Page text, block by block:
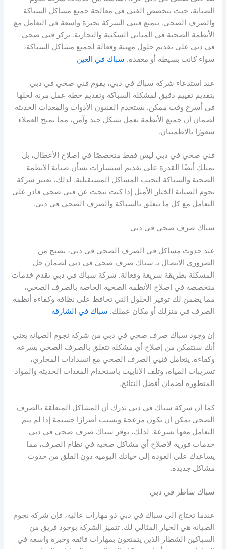
الصيانة، حيث يتخصص الفني في معالجة جميع مشاكل السباكة
والصرف الصحي. يتمتع فنيي الشركة بخبرة واسعة في التعامل مع
الأنظمة الصحية في المباني السكنية والتجارية. يركز فني صحي
في دبي على تقديم حلول مهنية وفعالة لجميع مشاكل السباكة،
سواء كانت بسيطة أو معقدة. سباك في العين
عند استدعاء شركة سباك في دبي، يقوم فني صحي في دبي
بتقديم تقييم دقيق لمشكلة السباكة وتقديم خطة عمل مرنة لحلها
في أسرع وقت ممكن. يستخدم الفنيون الأدوات والمعدات الحديثة
لضمان أن جميع الأنظمة تعمل بشكل جيد وآمن، مما يمنح العملاء
شعورًا بالاطمئنان.
فني صحي في دبي ليس فقط متخصصًا في إصلاح الأعطال، بل
يمتلك أيضًا القدرة على تقديم استشارات بشأن صيانة الأنظمة
الصحية والسباكة لتجنب المشاكل المستقبلية. لذلك، تعتبر شركة
نجوم الصيانة الخيار الأمثل إذا كنت تبحث عن فني صحي قادر على
التعامل مع كل ما يتعلق بالسباكة والصرف الصحي في دبي.
سباك صرف صحي في دبي
عند حدوث مشاكل في الصرف الصحي في دبي، يصبح من
الضروري الاتصال بـ سباك صرف صحي في دبي لضمان حل
المشكلة بطريقة سريعة وفعالة. شركة سباك في دبي تقدم خدمات
متخصصة في إصلاح الأنظمة الصحية الخاصة بالصرف الصحي،
مما يضمن لك توفير الحلول التي تحافظ على نظافة وكفاءة أنظمة
الصرف في منزلك أو مكان عملك. سباك في الشارقة
إن وجود سباك صرف صحي في دبي من شركة نجوم الصيانة يعني
أنك ستتمكن من إصلاح أي مشكلة تتعلق بالصرف الصحي بسرعة
وكفاءة. يتعامل فنيي الصرف الصحي مع انسدادات المجاري،
تسريبات المياه، وتلف الأنابيب باستخدام المعدات الحديثة والمواد
المتطورة لضمان أفضل النتائج.
كما أن شركة سباك في دبي تدرك أن المشاكل المتعلقة بالصرف
الصحي يمكن أن تكون مزعجة وتسبب أضرارًا جسيمة إذا لم يتم
التعامل معها بسرعة. لذلك، يوفر سباك صرف صحي في دبي
خدمات فورية لإصلاح أي مشاكل صحية في نظام الصرف، مما
يساعدك على العودة إلى حياتك اليومية دون القلق من حدوث
مشاكل جديدة.
سباك شاطر في دبي
عندما تحتاج إلى سباك في دبي ذو مهارات عالية، فإن شركة نجوم
الصيانة هي الخيار المثالي لك. تتميز الشركة بوجود فريق من
السباكين الشطار الذين يتمتعون بمهارات فائقة وخبرة واسعة في